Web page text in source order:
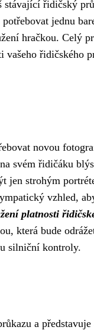
řidičský
jednu
hračkou. Celý
řidičského
novou
svém řidičáku
jen strohým
vzhled,
platnosti
která bude
silniční kontroly.
a